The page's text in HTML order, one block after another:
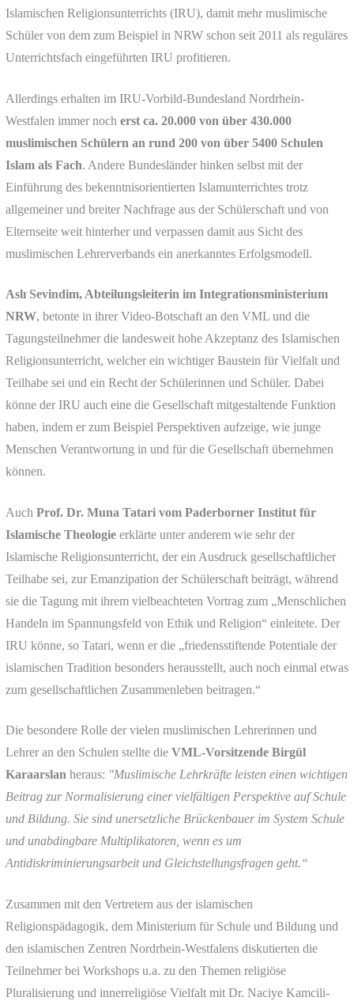
Islamischen Religionsunterrichts (IRU), damit mehr muslimische
Schüler von dem zum Beispiel in NRW schon seit 2011 als reguläres
Unterrichtsfach eingeführten IRU profitieren.
Allerdings erhalten im IRU-Vorbild-Bundesland Nordrhein-
Westfalen immer noch erst ca. 20.000 von über 430.000
muslimischen Schülern an rund 200 von über 5400 Schulen
Islam als Fach. Andere Bundesländer hinken selbst mit der
Einführung des bekenntnisorientierten Islamunterrichtes trotz
allgemeiner und breiter Nachfrage aus der Schülerschaft und von
Elternseite weit hinterher und verpassen damit aus Sicht des
muslimischen Lehrerverbands ein anerkanntes Erfolgsmodell.
Aslı Sevindim, Abteilungsleiterin im Integrationsministerium
NRW, betonte in ihrer Video-Botschaft an den VML und die
Tagungsteilnehmer die landesweit hohe Akzeptanz des Islamischen
Religionsunterricht, welcher ein wichtiger Baustein für Vielfalt und
Teilhabe sei und ein Recht der Schülerinnen und Schüler. Dabei
könne der IRU auch eine die Gesellschaft mitgestaltende Funktion
haben, indem er zum Beispiel Perspektiven aufzeige, wie junge
Menschen Verantwortung in und für die Gesellschaft übernehmen
können.
Auch Prof. Dr. Muna Tatari vom Paderborner Institut für
Islamische Theologie erklärte unter anderem wie sehr der
Islamische Religionsunterricht, der ein Ausdruck gesellschaftlicher
Teilhabe sei, zur Emanzipation der Schülerschaft beiträgt, während
sie die Tagung mit ihrem vielbeachteten Vortrag zum „Menschlichen
Handeln im Spannungsfeld von Ethik und Religion“ einleitete. Der
IRU könne, so Tatari, wenn er die „friedensstiftende Potentiale der
islamischen Tradition besonders herausstellt, auch noch einmal etwas
zum gesellschaftlichen Zusammenleben beitragen.“
Die besondere Rolle der vielen muslimischen Lehrerinnen und
Lehrer an den Schulen stellte die VML-Vorsitzende Birgül
Karaarslan heraus: "Muslimische Lehrkräfte leisten einen wichtigen
Beitrag zur Normalisierung einer vielfältigen Perspektive auf Schule
und Bildung. Sie sind unersetzliche Brückenbauer im System Schule
und unabdingbare Multiplikatoren, wenn es um
Antidiskriminierungsarbeit und Gleichstellungsfragen geht.“
Zusammen mit den Vertretern aus der islamischen
Religionspädagogik, dem Ministerium für Schule und Bildung und
den islamischen Zentren Nordrhein-Westfalens diskutierten die
Teilnehmer bei Workshops u.a. zu den Themen religiöse
Pluralisierung und innerreligiöse Vielfalt mit Dr. Naciye Kamcili-